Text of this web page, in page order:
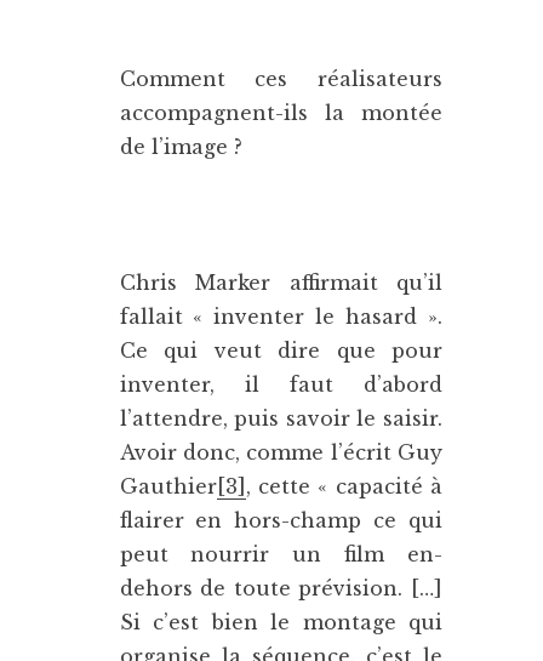
Comment ces réalisateurs
accompagnent-ils la montée
de l’image ?
Chris Marker affirmait qu’il
fallait « inventer le hasard ».
Ce qui veut dire que pour
inventer, il faut d’abord
l’attendre, puis savoir le saisir.
Avoir donc, comme l’écrit Guy
Gauthier[3] , cette « capacité à
flairer en hors-champ ce qui
peut nourrir un film en-
dehors de toute prévision. […]
Si c’est bien le montage qui
organise la séquence, c’est le